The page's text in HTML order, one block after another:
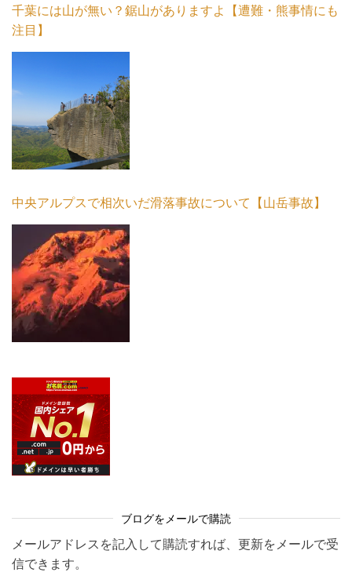
千葉には山が無い？鋸山がありますよ【遭難・熊事情にも
注目】
中央アルプスで相次いだ滑落事故について【山岳事故】
ブログをメールで購読
メールアドレスを記入して購読すれば、更新をメールで受
信できます。